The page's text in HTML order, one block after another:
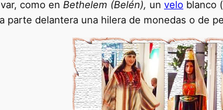
como en Bethelem (Belén), un velo blanco
parte delantera una hilera de monedas o de